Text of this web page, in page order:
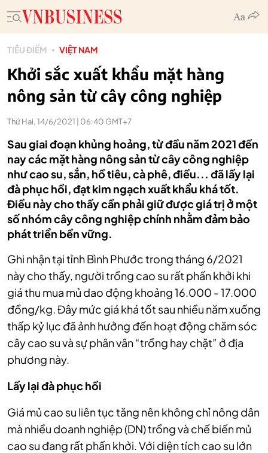
TIÊU ĐIỂM VIỆT NAM
Khởi sắc xuất khẩu mặt hàng
nông sản từ cây công nghiệp
Thứ Hai, 14/6/2021 | 06:40 GMT+7
Sau giai đoạn khủng hoảng, từ đầu năm 2021 đến
nay các mặt hàng nông sản từ cây công nghiệp
như cao su, sắn, hồ tiêu, cà phê, điều... đã lấy lại
đà phục hồi, đạt kim ngạch xuất khẩu khá tốt.
Điều này cho thấy cần phải giữ được giá trị ở một
số nhóm cây công nghiệp chính nhằm đảm bảo
phát triển bền vững.
Ghi nhận tại tỉnh Bình Phước trong tháng 6/2021
này cho thấy, người trồng cao su rất phấn khởi khi
giá thu mua mủ dao động khoảng 16.000 - 17.000
đồng/kg. Đây mức giá khá tốt sau nhiều năm xuống
thấp kỷ lục đã ảnh hưởng đến hoạt động chăm sóc
cây cao su và sự phân vân “trồng hay chặt” ở địa
phương này.
Lấy lại đà phục hồi
Giá mủ cao su liên tục tăng nên không chỉ nông dân
mà nhiều doanh nghiệp (DN) trồng và chế biến mủ
cao su đang rất phấn khởi. Với diện tích cao su lớn